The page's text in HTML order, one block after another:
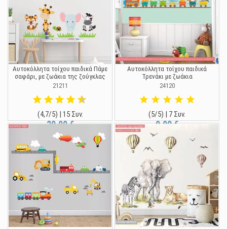
Αυτοκόλλητα τοίχου παιδικά Πάμε
σαφάρι, με ζωάκια της ζούγκλας
21211
(4,7/5) | 15 Συν.
29,90 €
Αυτοκόλλητα τοίχου παιδικά
Τρενάκι με ζωάκια
24120
(5/5) | 7 Συν.
9,90 €